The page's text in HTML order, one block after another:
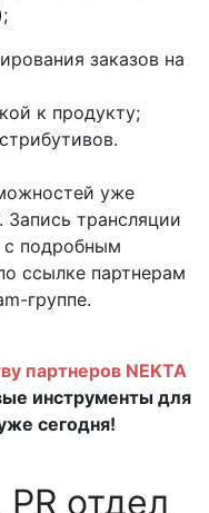
заказов на
к продукту;
уже
Запись трансляции
подробным
ссылке партнерам
группе.
партнеров NEKTA
инструменты для
сегодня!
отдел